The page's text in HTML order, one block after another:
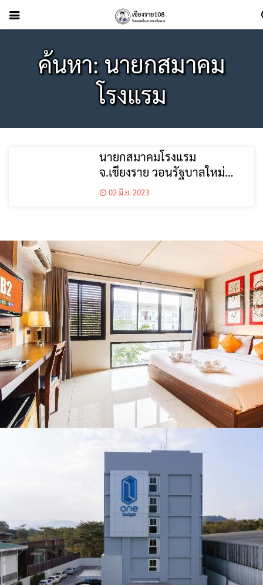
ค้นหา: นายกสมาคม
โรงแรม
นายกสมาคมโรงแรม
จ.เชียงราย วอนรัฐบาลใหม่
ตรึงราคาค่าแรง
02 มิ.ย. 2023